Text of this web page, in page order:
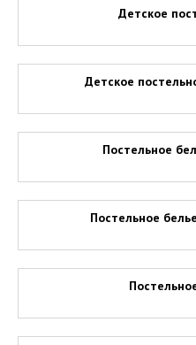
Детское
Детское
Постельное
Постельное